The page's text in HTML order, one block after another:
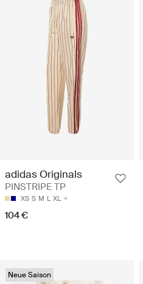
adidas Originals
PINSTRIPE TP
XS S M L XL
104 €
Neue Saison